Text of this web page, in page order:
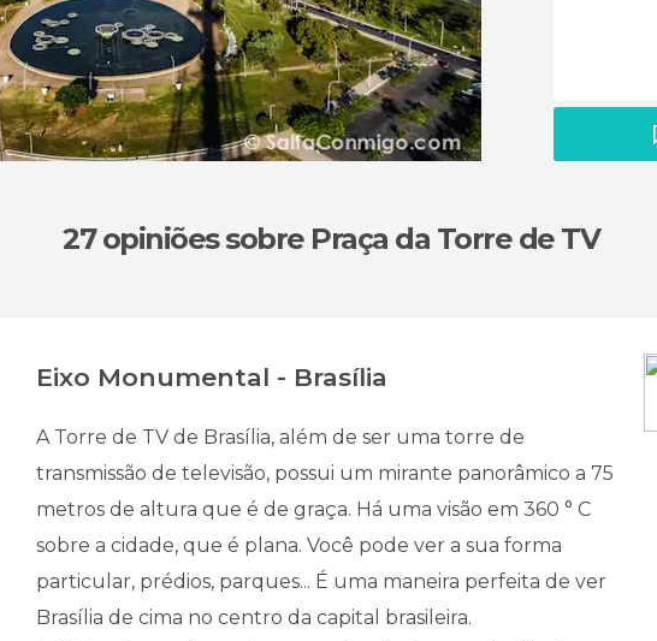
27 opiniõessobre Praça da Torre de TV
Eixo Monumental - Brasília
A Torre de TV de Brasília, além de ser uma torre de
transmissão de televisão, possui um mirante panorâmico a 75
metros de altura que é de graça. Há uma visão em 360 ° C
sobre a cidade, que é plana. Você pode ver a sua forma
particular, prédios, parques... É uma maneira perfeita de ver
Brasília de cima no centro da capital brasileira.